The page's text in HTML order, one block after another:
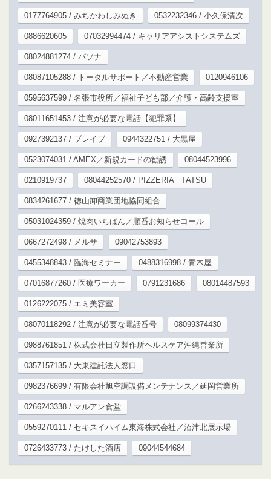
0177764905 / みちかわしみぬき 0532232346 / 小久保清次
0886620605 07032994474 / キャリアアシストシステムズ
08024881274 / パソナ
08087105288 / トータルサポート／不動産営業 0120946106
0595637599 / 名張市役所／福祉子ども部／介護・高齢支援室
08011651453 / 注意が必要な電話【犯罪系】
0927392137 / ブレイブ 0944322751 / 大黒屋
0523074031 / AMEX／新規カードの勧誘 08044523996
0210919737 08044252570 / PIZZERIA TATSU
0834261677 / 徳山卸商業団地協同組合
05031024359 / 焼肉いちばん／順番お知らせコール
0667272498 / メルサ 09042753893
0455348843 / 臨海セミナー 0488316998 / 青木屋
07016877260 / 医療ワーカー 0791231686 08014487593
0126222075 / エミ美容室
08070118292 / 注意が必要な電話番号 08099374430
0988761851 / 株式会社日立製作所ヘルスケア沖縄営業所
0357157135 / 大東建託法人窓口
0982376699 / 有限会社旭空調設備メンテナンス／延岡営業所
0266243338 / マルアン食堂
0559270111 / セキスイハイム東海株式会社／沼津北展示場
0726433773 / たけした酒店 09044544684